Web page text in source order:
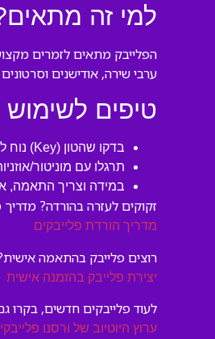
למי זה
הפלייבק מתאים לזמרים
ערבי שירה, אודישנים
טיפים לשימוש
בדקו שהטון (Key) נוח לכם לפני הופעה
תרגלו עם מוניטור/
במידה וצריך התאמה,
זקוקים לעזרה בהורדה?
מדריך הורדת פלייבקים
רוצים פלייבק בהתאמה
יצירת פלייבק בהזמנה אישית
לעוד פלייבקים חדשים, בקרו
ערוץ היוטיוב של ורסנו